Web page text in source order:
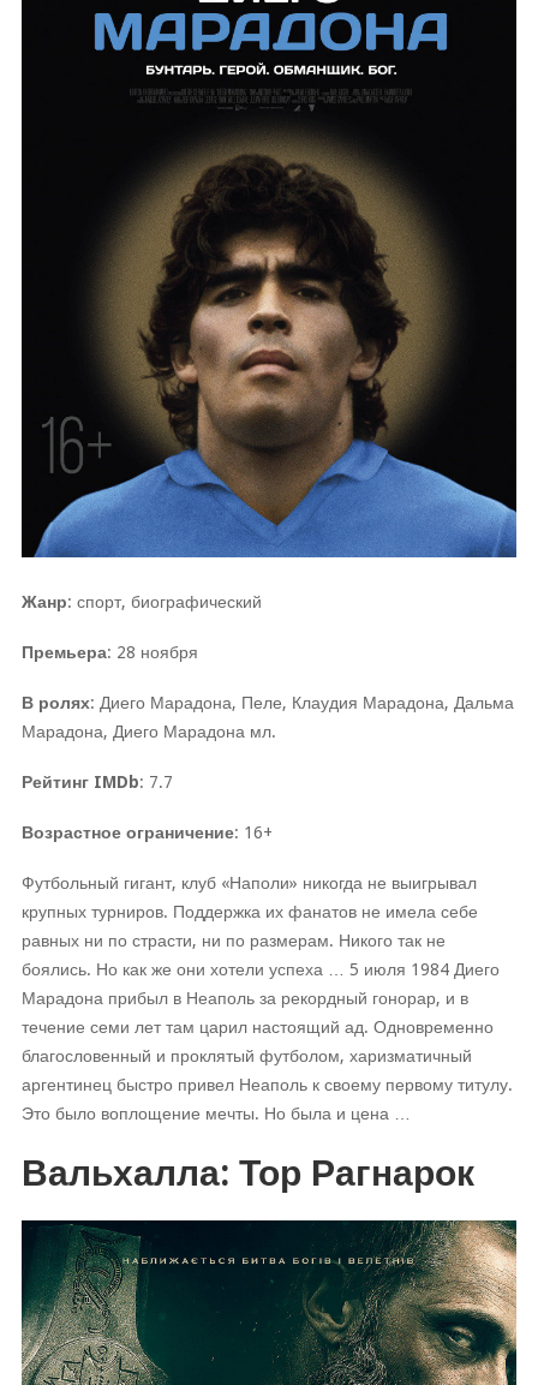
Жанр: спорт, биографический
Премьера: 28 ноября
В ролях: Диего Марадона, Пеле, Клаудия Марадона, Дальма
Марадона, Диего Марадона мл.
Рейтинг IMDb: 7.7
Возрастное ограничение: 16+
Футбольный гигант, клуб «Наполи» никогда не выигрывал
крупных турниров. Поддержка их фанатов не имела себе
равных ни по страсти, ни по размерам. Никого так не
боялись. Но как же они хотели успеха … 5 июля 1984 Диего
Марадона прибыл в Неаполь за рекордный гонорар, и в
течение семи лет там царил настоящий ад. Одновременно
благословенный и проклятый футболом, харизматичный
аргентинец быстро привел Неаполь к своему первому титулу.
Это было воплощение мечты. Но была и цена …
Вальхалла: Тор Рагнарок